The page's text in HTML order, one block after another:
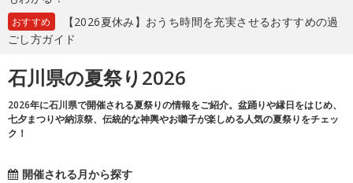
おすすめ
【2026夏休み】おうち時間を充実させるおすすめの過
ごし方ガイド
石川県の夏祭り2026
2026年に石川県で開催される夏祭りの情報をご紹介。盆踊りや縁日をはじめ、
七夕まつりや納涼祭、伝統的な神輿やお囃子が楽しめる人気の夏祭りをチェッ
ク！
開催される月から探す